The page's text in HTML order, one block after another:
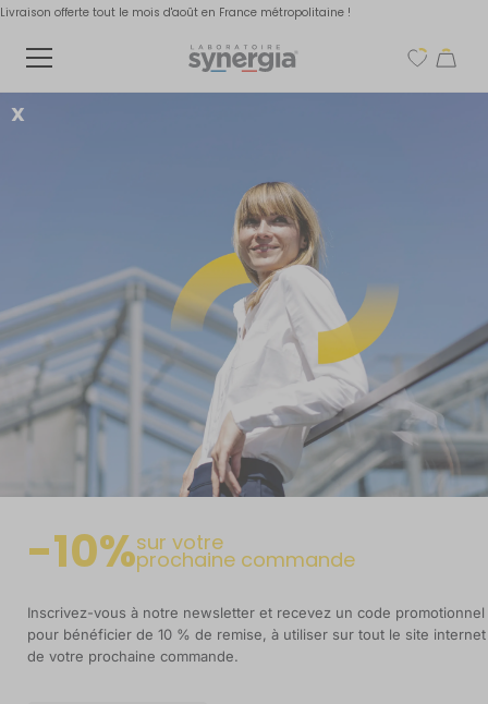
Livraison offerte tout le mois d'août en France métropolitaine !
X
-10%sur votre
prochaine commande
Inscrivez-vous à notre newsletter et recevez un code promotionnel
pour bénéficier de 10 % de remise, à utiliser sur tout le site
de votre prochaine commande.
Sommaire
Traitement et Livraison des Commandes
Zones et Tarifs de Livraison
Traitement et Livraison des Commandes
Les commandes validées avant 15h sont généralement traitées
le jour même.
confirmant l’envoi de votre commande en So Colissimo
accompagné du numéro de suivi Colissimo.
Le délai de livraison est alors de 72h (3 jours ouvrables pour les
envois en France métropolitaine, y compris la Corse).
Pour toute autre destination merci de nous consulter.